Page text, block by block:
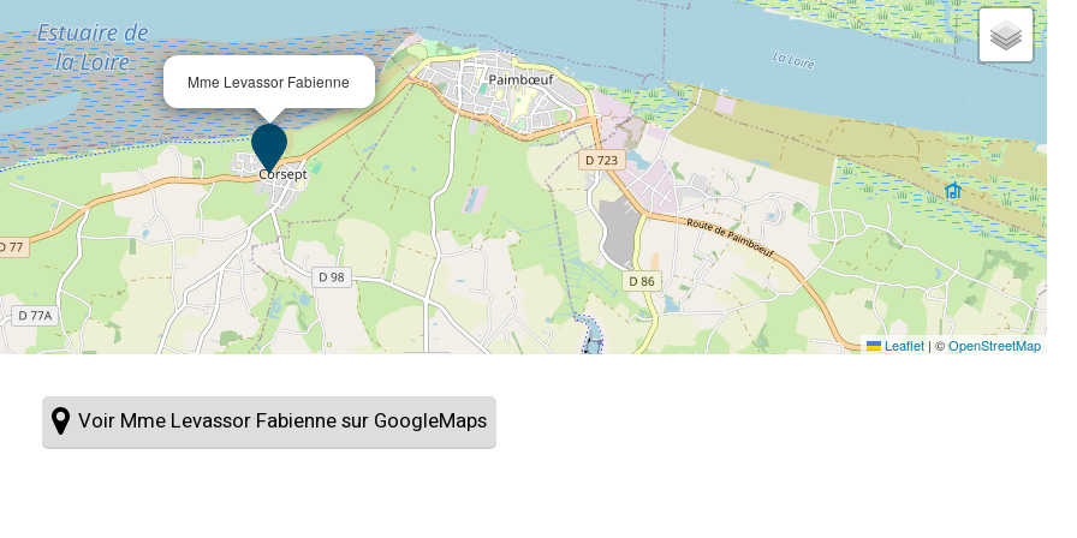
Mme Levassor Fabienne
Leaflet |©OpenStreetMap
Voir Mme Levassor Fabienne sur GoogleMaps